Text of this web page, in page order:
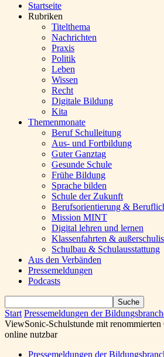
Startseite
Rubriken
Titelthema
Nachrichten
Praxis
Politik
Leben
Wissen
Recht
Digitale Bildung
Kita
Themenmonate
Beruf Schulleitung
Aus- und Fortbildung
Guter Ganztag
Gesunde Schule
Frühe Bildung
Sprache bilden
Schule der Zukunft
Berufsorientierung &
Mission MINT
Digital lehren und lernen
Klassenfahrten &
Schulbau & Schulausstattung
Aus den Verbänden
Pressemeldungen
Podcasts
Start Pressemeldungen der
ViewSonic-Schulstunde mit
online nutzbar
Pressemeldungen der